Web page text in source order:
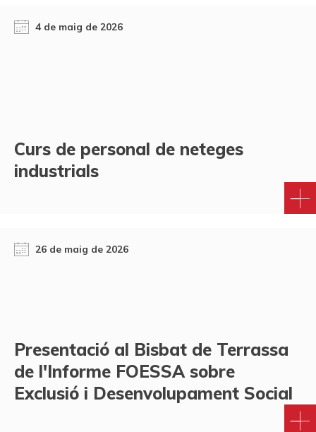
4 de maig de 2026
Curs de personal de neteges
industrials
26 de maig de 2026
Presentació al Bisbat de Terrassa
de l'Informe FOESSA sobre
Exclusió i Desenvolupament Social